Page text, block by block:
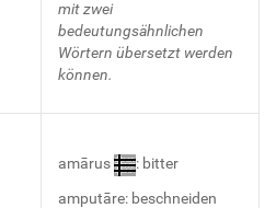
mit zwei
bedeutungsähnlichen
Wörtern übersetzt werden
können.
amārus
: bitter
amputāre: beschneiden